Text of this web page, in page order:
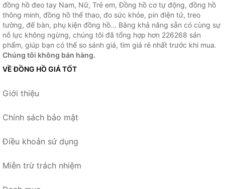
đồng hồ đeo tay Nam, Nữ, Trẻ em, Đồng hồ cơ tự động, đồng hồ
thông minh, đồng hồ thể thao, đo sức khỏe, pin điện tử, treo
tường, để bàn, phụ kiện đồng hồ... Bằng khả năng sẵn có cùng sự
nỗ lực không ngừng, chúng tôi đã tổng hợp hơn 226268 sản
phẩm, giúp bạn có thể so sánh giá, tìm giá rẻ nhất trước khi mua.
Chúng tôi không bán hàng.
VỀ ĐỒNG HỒ GIÁ TỐT
Giới thiệu
Chính sách bảo mật
Điều khoản sử dụng
Miễn trừ trách nhiệm